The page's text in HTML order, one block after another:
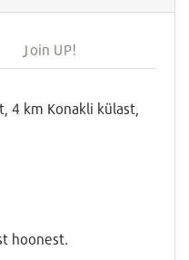
Join UP!
4 km Konakli külast,
hoonest.